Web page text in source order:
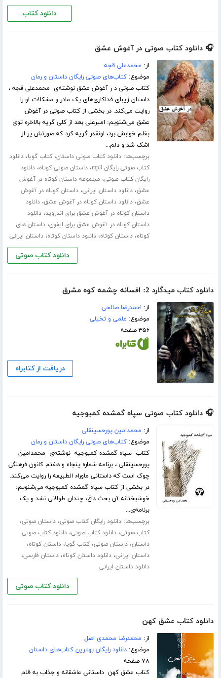
دانلود کتاب
🎧 دانلود کتاب صوتی در آغوش عشق
از: محمدعلی قجه
موضوع:کتاب‌های صوتی رایگان داستان و رمان
کتاب صوتی د ر آغوش عشق نوشته‌ی محمدعلی قجه ،
داستان زیبای فداکاری‌های یک مادر و مشکلات او را
روایت می‌کند. در بخشی از کتاب صوتی در آغوش
عشق می‌شنویم: امیرعلی بعد از کلی گریه بالاخره توی
بغلم خوابش برد، اونقدر گریه کرد که صورتش پر از
اشک شد و دلم...
برچسب‌ها:دانلود کتاب صوتی داستان،کتاب گویا،دانلود
کتاب صوتی رایگان mp3
،داستان صوتی کوتاه،دانلود
رایگان کتاب صوتی، مجموعه داستان کوتاه در آغوش
عشق،دانلود داستان ایرانی،داستان کوتاه در آغوش
عشق،دانلود داستان کوتاه در آغوش عشق،دانلود
داستان کوتاه در آغوش عشق برای اندروید،دانلود
داستان کوتاه در آغوش عشق برای ایفون،داستان های
کوتاه،داستان کوتاه،دانلود داستان کوتاه،داستان ایرانی
دانلود کتاب صوتی
دانلود کتاب میدگارد 2: افسانه چشمه کوه مشرق
از: احمدرضا صالحی
موضوع: علمی و تخیلی
۳۵۶ صفحه
دریافت از کتابراه
🎧 دانلود کتاب صوتی سپاه گمشده کمبوجیه
از: محمدامین پورحسینقلی
موضوع:کتاب‌های صوتی رایگان داستان و رمان
کتاب سپاه گمشده کمبوجیه نوشته‌ی محمدامین
پورحسینقلی ، برنامه شماره پنجاه و هفتم کانون فرهنگی
چوک است که داستانی ماوراء الطبیعه را روایت می‌کند.
در بخشی از کتاب سپاه گمشده کمبوجیه می‌شنویم:
خوشبختانه آن بحث داغ، چندان طولانی نشد و یک
برنامه‌ی...
برچسب‌ها:دانلود رایگان کتاب صوتی،داستان صوتی،
کتاب صوتی،دانلود کتاب صوتی،دانلود کتاب صوتی
داستان،داستان صوتی،کتاب گویا،داستان کوتاه،
داستان ایرانی،دانلود داستان کوتاه،داستان فارسی،
دانلود داستان ایرانی
دانلود کتاب صوتی
دانلود کتاب عشق کهن
از: محمدرضا محمدی اصل
موضوع:دانلود رایگان بهترین کتاب‌های داستان
۷۸ صفحه
کتاب عشق کهن داستانی عاشقانه و جذاب به قلم